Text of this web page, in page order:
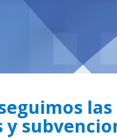
y